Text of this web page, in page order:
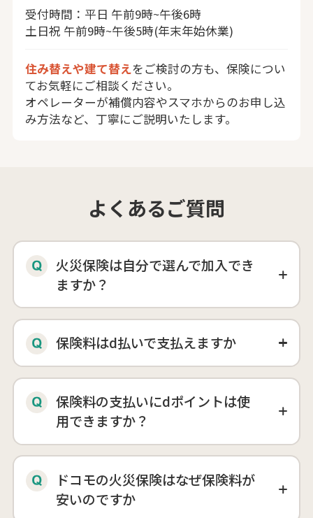
受付時間：平日 午前9時~午後6時
土日祝 午前9時~午後5時(年末年始休業)
住み替えや建て替えをご検討の方も、保険につい
てお気軽にご相談ください。
オペレーターが補償内容やスマホからのお申し込
み方法など、丁寧にご説明いたします。
よくあるご質問
火災保険は自分で選んで加入でき
ますか？
保険料はd払いで支払えますか
保険料の支払いにdポイントは使
用できますか？
ドコモの火災保険はなぜ保険料が
安いのですか